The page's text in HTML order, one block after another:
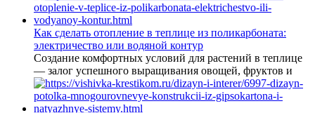
Как сделать отопление в теплице из поликарбоната:
электричество или водяной контур
Создание комфортных условий для растений в теплице
— залог успешного выращивания овощей, фруктов и